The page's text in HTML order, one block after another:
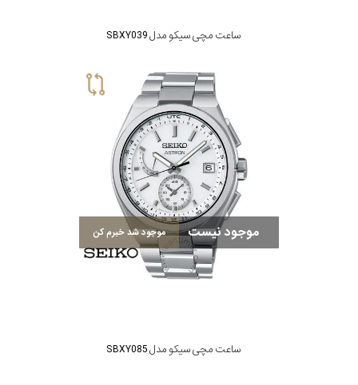
ساعت مچی سیکو مدل SBXY039
موجود نیست موجود شد خبرم کن
ساعت مچی سیکو مدل SBXY085